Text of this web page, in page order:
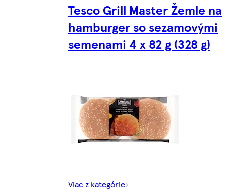
Tesco Grill Master Žemle na
hamburger so sezamovými
semenami 4 x 82 g (328 g)
Viac z kategórie